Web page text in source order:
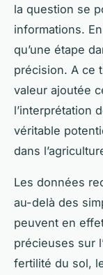
la question se
informations.
qu’une étape
précision. A ce
valeur ajoutée
l’interprétation
véritable
dans
Les données
au-delà des
peuvent en
précieuses sur
fertilité du sol,